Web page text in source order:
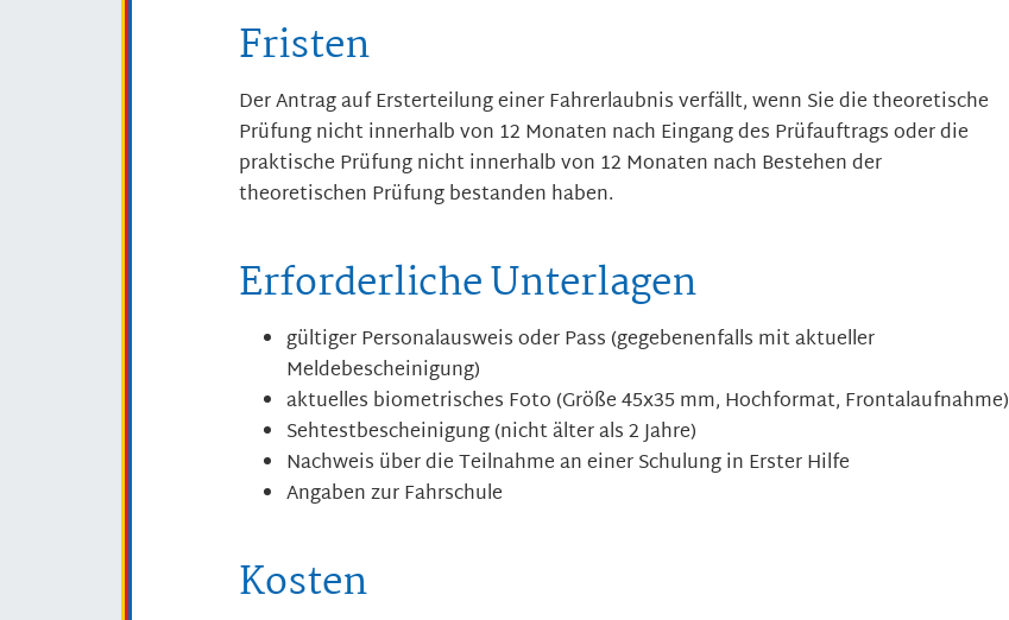
Fristen
Der Antrag auf Ersterteilung einer Fahrerlaubnis verfällt, wenn Sie die theoretische
Prüfung nicht innerhalb von 12 Monaten nach Eingang des Prüfauftrags oder die
praktische Prüfung nicht innerhalb von 12 Monaten nach Bestehen der
theoretischen Prüfung bestanden haben.
Erforderliche Unterlagen
gültiger Personalausweis oder Pass (gegebenenfalls mit aktueller
Meldebescheinigung)
aktuelles biometrisches Foto (Größe 45x35 mm, Hochformat, Frontalaufnahme)
Sehtestbescheinigung (nicht älter als 2 Jahre)
Nachweis über die Teilnahme an einer Schulung in Erster Hilfe
Angaben zur Fahrschule
Kosten